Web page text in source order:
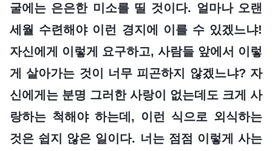
굴에는 은은한 미소를 띨 것이다. 얼마나 오랜
세월 수련해야 이런 경지에 이를 수 있겠느냐!
자신에게 이렇게 요구하고, 사람들 앞에서 이렇
게 살아가는 것이 너무 피곤하지 않겠느냐? 자
신에게는 분명 그러한 사랑이 없는데도 크게 사
랑하는 척해야 하는데, 이런 식으로 외식하는
것은 쉽지 않은 일이다. 너는 점점 이렇게 사는